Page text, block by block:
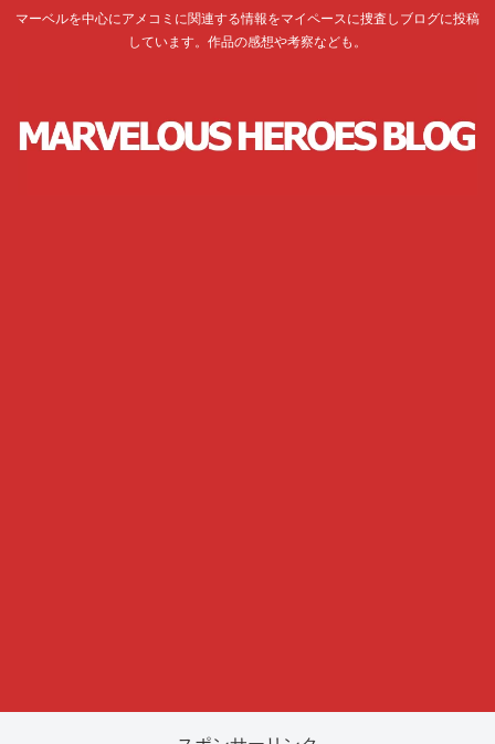
マーベルを中心にアメコミに関連する情報をマイペースに捜査しブログに投稿
しています。作品の感想や考察なども。